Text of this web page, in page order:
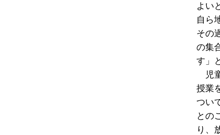
よい
自ら
その
の集
す」
児
授業
つい
との
り、